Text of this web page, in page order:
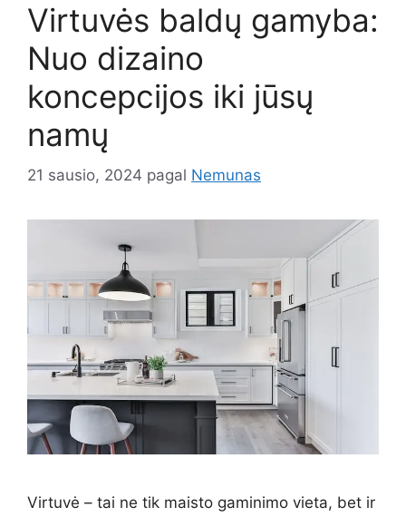
Virtuvės baldų gamyba:
Nuo dizaino
koncepcijos iki jūsų
namų
21 sausio, 2024 pagal Nemunas
Virtuvė – tai ne tik maisto gaminimo vieta, bet ir